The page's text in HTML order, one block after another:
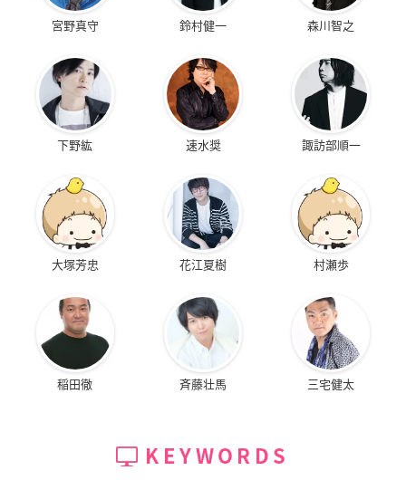
宮野真守 鈴村健一 森川智之
下野紘 速水奨 諏訪部順一
大塚芳忠 花江夏樹 村瀬歩
稲田徹 斉藤壮馬 三宅健太
KEYWORDS